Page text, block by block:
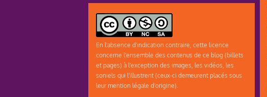
En l'absence d'indication contraire, cette licence
concerne l'ensemble des contenus de ce blog (billets
et pages) à l'exception des images, les vidéos, les
soniels qui l'illustrent (ceux-ci demeurent placés sous
leur mention légale d'origine).